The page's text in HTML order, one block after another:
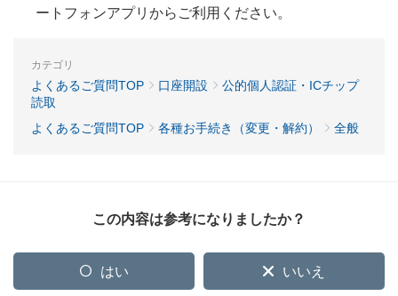
ートフォンアプリからご利用ください。
カテゴリ
よくあるご質問TOP 口座開設
公的個人認証・ICチップ
読取
よくあるご質問TOP
各種お手続き（変更・解約） 全般
この内容は参考になりましたか？
はい いいえ